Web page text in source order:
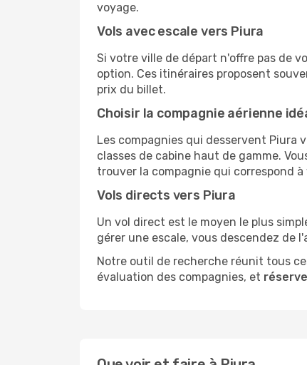
voyage.
Vols avec escale vers Piura
Si votre ville de départ n'offre pas de
option. Ces itinéraires proposent
prix du billet.
Choisir la compagnie aérienne
Les compagnies qui desservent Piura
classes de cabine haut de gamme.
trouver la compagnie qui correspond à
Vols directs vers Piura
Un vol direct est le moyen le plus
gérer une escale, vous descendez de
Notre outil de recherche réunit tous
évaluation des compagnies, et